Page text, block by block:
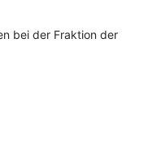
bei der Fraktion der